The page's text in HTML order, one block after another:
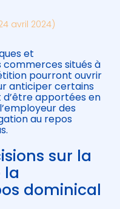
avril 2024)
et
commerces situés à
pourront ouvrir
anticiper certains
d’être apportées en
des
au repos
sur la
la
dominical